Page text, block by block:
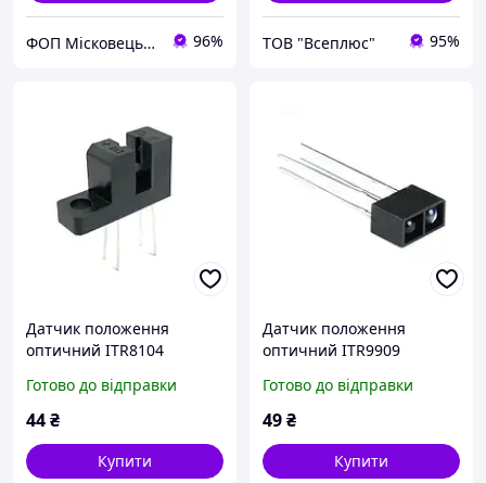
ФОП Місковець О.Г. 96% ТОВ "Всеплюс" 95%
Датчик положення
оптичний ITR8104
Готово до відправки
44₴
Купити
Датчик положення
оптичний ITR9909
Готово до відправки
49₴
Купити